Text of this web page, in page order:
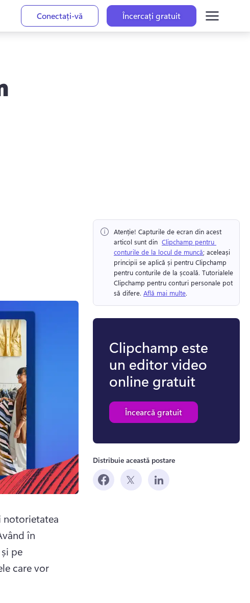
Conectați-vă Încercați gratuit
notorietatea
în
pe
care vor
Atenție! Capturile de ecran din acest
articol sunt din ⁠ Clipchamp pentru
conturile de la locul de muncă; aceleași
principii se aplică și pentru Clipchamp
pentru conturile de la școală. Tutorialele
Clipchamp pentru conturi personale pot
să difere. Află mai multe.
Clipchamp este
un editor video
online gratuit
Încearcă gratuit
Distribuie această postare